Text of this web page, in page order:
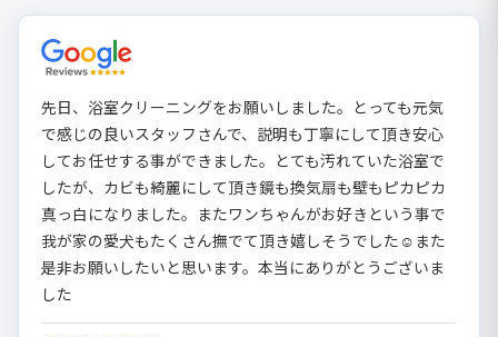
先日、浴室クリーニングをお願いしました。とっても元気
で感じの良いスタッフさんで、説明も丁寧にして頂き安心
してお任せする事ができました。とても汚れていた浴室で
したが、カビも綺麗にして頂き鏡も換気扇も壁もピカピカ
真っ白になりました。またワンちゃんがお好きという事で
我が家の愛犬もたくさん撫でて頂き嬉しそうでした☺️また
是非お願いしたいと思います。本当にありがとうございま
した